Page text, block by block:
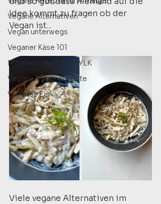
Vegane Alternativen
Vegan unterwegs
Veganer Käse 101
Mitgliedschaft NoMYLK
Vegane Sommersalate
Veganes Eis
Idee kommt zu fragen ob der
Vegan ist...
Viele vegane Alternativen im